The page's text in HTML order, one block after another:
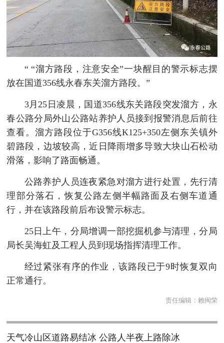
“ “溜方路段，注意安全”一块醒目的警示标志摆
放在国道356线永春东关溜方路段。”
3月25日凌晨，国道356线东关路段突发溜方，永
春公路分局外山公路站养护人员接到报警消息后前往
查看。溜方路段位于G356线K125+350左侧东关镇外
碧路段，边坡较高，近日降雨增多导致大块山石松动
滑落，影响了路面畅通。
公路养护人员连夜紧急对溜方进行处置，先行清
理部分落石，恢复公路左侧半幅路面及右侧车道通
行，并在该路段前后布设警示标志。
25日上午，分局增调一部挖掘机参与清理，分局
局长吴海虹及工程人员到现场指挥清理工作。
经过紧张有序的作业，该路段已于9时恢复双向
正常通行。
责任编辑： 赖闽荣
天气冷山区道路易结冰 公路人半夜上路除冰